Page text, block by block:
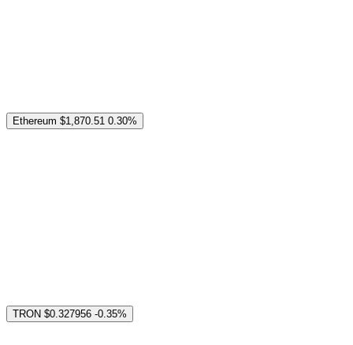
Ethereum $1,870.51 0.30%
TRON $0.327956 -0.35%